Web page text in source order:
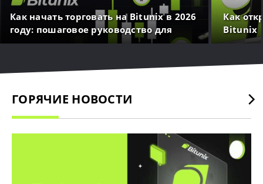
Как начать торговать на Bitunix в 2026
году: пошаговое руководство для
новичков
Как
Bitunix
ГОРЯЧИЕ НОВОСТИ